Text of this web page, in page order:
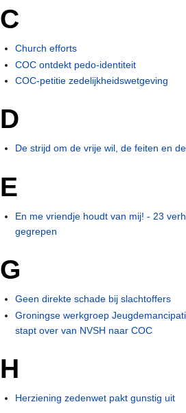
C
Church efforts
COC ontdekt pedo-identiteit
COC-petitie zedelijkheidswetgeving
D
De strijd om de vrije wil, de feiten en
E
En me vriendje houdt van mij! - 23
gegrepen
G
Geen direkte schade bij slachtoffers
Groningse werkgroep
stapt over van NVSH naar COC
H
Herziening zedenwet pakt gunstig uit